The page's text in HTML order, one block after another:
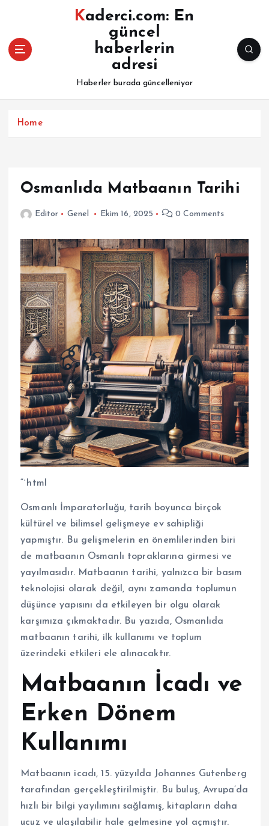
Kaderci.com: En
güncel
haberlerin
adresi
Haberler burada güncelleniyor
Home
Osmanlıda Matbaanın Tarihi
Editor Genel Ekim 16, 2025 0 Comments
“`html
Osmanlı İmparatorluğu, tarih boyunca birçok
kültürel ve bilimsel gelişmeye ev sahipliği
yapmıştır. Bu gelişmelerin en önemlilerinden biri
de matbaanın Osmanlı topraklarına girmesi ve
yayılmasıdır. Matbaanın tarihi, yalnızca bir basım
teknolojisi olarak değil, aynı zamanda toplumun
düşünce yapısını da etkileyen bir olgu olarak
karşımıza çıkmaktadır. Bu yazıda, Osmanlıda
matbaanın tarihi, ilk kullanımı ve toplum
üzerindeki etkileri ele alınacaktır.
Matbaanın İcadı ve
Erken Dönem
Kullanımı
Matbaanın icadı, 15. yüzyılda Johannes Gutenberg
tarafından gerçekleştirilmiştir. Bu buluş, Avrupa’da
hızlı bir bilgi yayılımını sağlamış, kitapların daha
ucuz ve ulaşılabilir hale gelmesine yol açmıştır.